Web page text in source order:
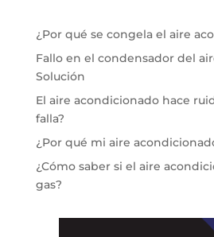
¿Por qué se congela el aire
Fallo en el condensador del
Solución
El aire acondicionado hace
falla?
¿Por qué mi aire
¿Cómo saber si el aire
gas?